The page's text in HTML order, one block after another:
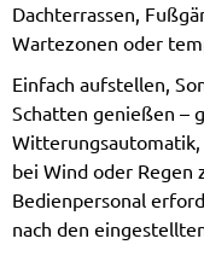
Dachterrassen,
Wartezonen oder
Einfach aufstellen,
Schatten genießen –
Witterungsautomatik,
bei Wind oder Regen
Bedienpersonal
nach den